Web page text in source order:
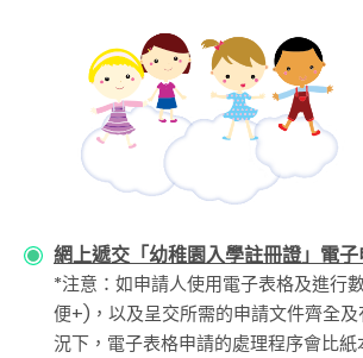
網上遞交「幼稚園入學註冊證」電
*注意：如申請人使用電子表格及進行
便+)，以及呈交所需的申請文件齊全
況下，電子表格申請的處理程序會比